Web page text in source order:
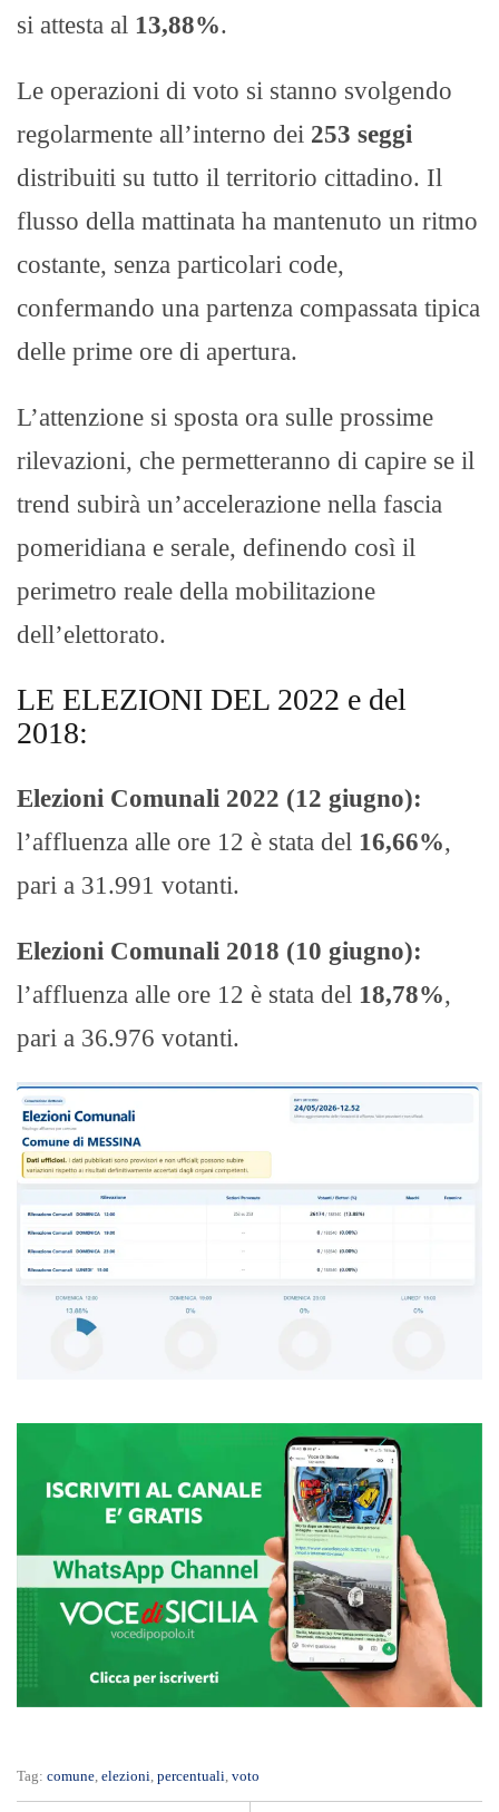
si attesta al 13,88%.
Le operazioni di voto si stanno svolgendo
regolarmente all’interno dei 253 seggi
distribuiti su tutto il territorio cittadino. Il
flusso della mattinata ha mantenuto un ritmo
costante, senza particolari code,
confermando una partenza compassata tipica
delle prime ore di apertura.
L’attenzione si sposta ora sulle prossime
rilevazioni, che permetteranno di capire se il
trend subirà un’accelerazione nella fascia
pomeridiana e serale, definendo così il
perimetro reale della mobilitazione
dell’elettorato.
LE ELEZIONI DEL 2022 e del
2018:
Elezioni Comunali 2022 (12 giugno):
l’affluenza alle ore 12 è stata del 16,66%,
pari a 31.991 votanti.
Elezioni Comunali 2018 (10 giugno):
l’affluenza alle ore 12 è stata del 18,78%,
pari a 36.976 votanti.
Tag: comune elezioni percentuali voto